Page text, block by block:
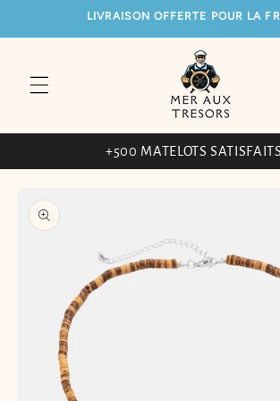
AU
LIVRAISON OFFERTE POUR LA
+500 MATELOTS
INFORMATIONS
PRODUITS